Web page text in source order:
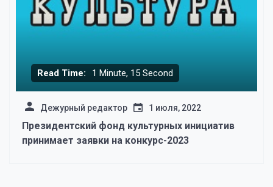
Read Time: 1 Minute, 15 Second
Дежурный редактор 1 июля, 2022
Президентский фонд культурных инициатив
принимает заявки на конкурс-2023